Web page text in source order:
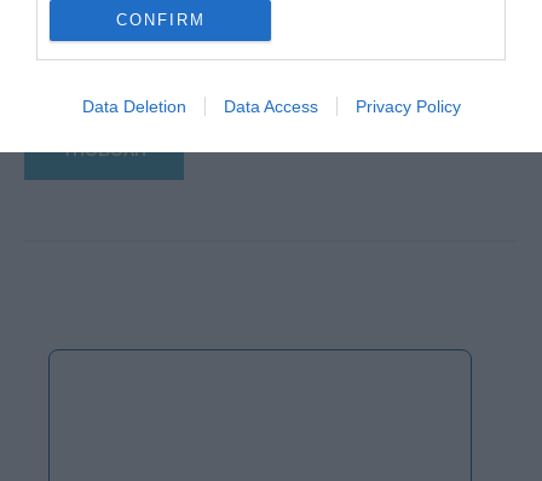
CONFIRM
Data Deletion Data Access Privacy Policy